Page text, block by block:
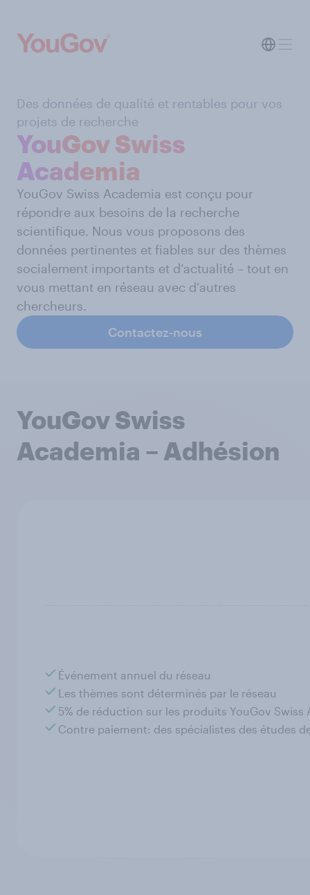
Des données de qualité et rentables pour vos
projets de recherche
YouGov Swiss
Academia
YouGov Swiss Academia est conçu pour
répondre aux besoins de la recherche
scientifique. Nous vous proposons des
données pertinentes et fiables sur des thèmes
socialement importants et d’actualité – tout en
vous mettant en réseau avec d’autres
chercheurs.
Contactez-nous
YouGov Swiss
Academia – Adhésion
Événement annuel du réseau
Les thèmes sont déterminés par le réseau
5% de réduction sur les produits YouGov Swiss
Contre paiement: des spécialistes des études